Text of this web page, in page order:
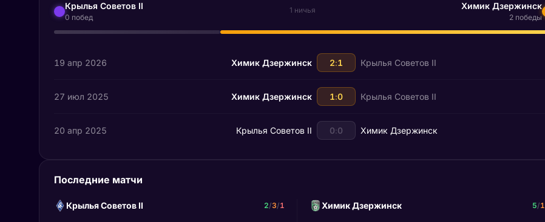
Крылья Советов II
0 побед
1 ничья Химик Дзержинск
2 победы
19 апр 2026 Химик Дзержинск 2:1 Крылья Советов II
27 июл 2025 Химик Дзержинск 1:0 Крылья Советов II
20 апр 2025 Крылья Советов II 0:0 Химик Дзержинск
Последние матчи
Крылья Советов II 2/3/1 Химик Дзержинск 5/1